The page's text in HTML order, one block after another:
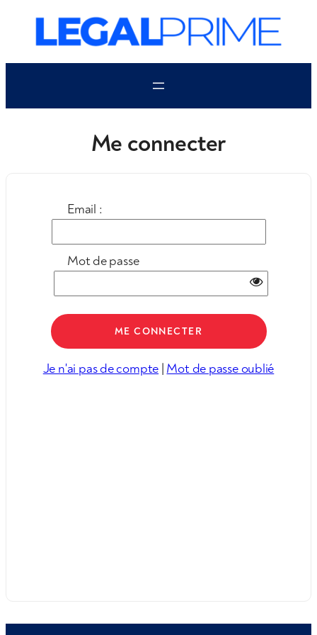
contenu
Me connecter
Email :
Mot de passe
Je n'ai pas de compte | Mot de passe oublié